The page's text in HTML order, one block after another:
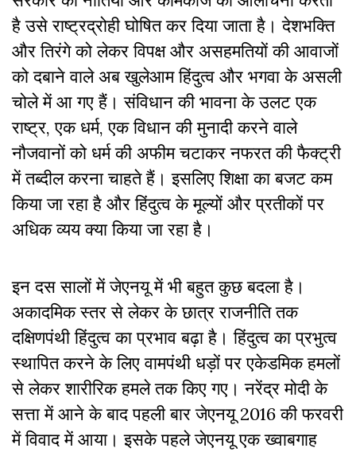
है उसे राष्ट्रद्रोही घोषित कर दिया जाता है। देशभक्ति
और तिरंगे को लेकर विपक्ष और असहमतियों की आवाजों
को दबाने वाले अब खुलेआम हिंदुत्व और भगवा के असली
चोले में आ गए हैं। संविधान की भावना के उलट एक
राष्ट्र, एक धर्म, एक विधान की मुनादी करने वाले
नौजवानों को धर्म की अफीम चटाकर नफरत की फैक्ट्री
में तब्दील करना चाहते हैं। इसलिए शिक्षा का बजट कम
किया जा रहा है और हिंदुत्व के मूल्यों और प्रतीकों पर
अधिक व्यय क्या किया जा रहा है।
इन दस सालों में जेएनयू में भी बहुत कुछ बदला है।
अकादमिक स्तर से लेकर के छात्र राजनीति तक
दक्षिणपंथी हिंदुत्व का प्रभाव बढ़ा है।हिंदुत्व का प्रभुत्व
स्थापित करने के लिए वामपंथी धड़ों पर एकेडमिक हमलों
से लेकर शारीरिक हमले तक किए गए। नरेंद्र मोदी के
सत्ता में आने के बाद पहली बार जेएनयू 2016 की फरवरी
में विवाद में आया। इसके पहले जेएनयू एक ख्वाबगाह